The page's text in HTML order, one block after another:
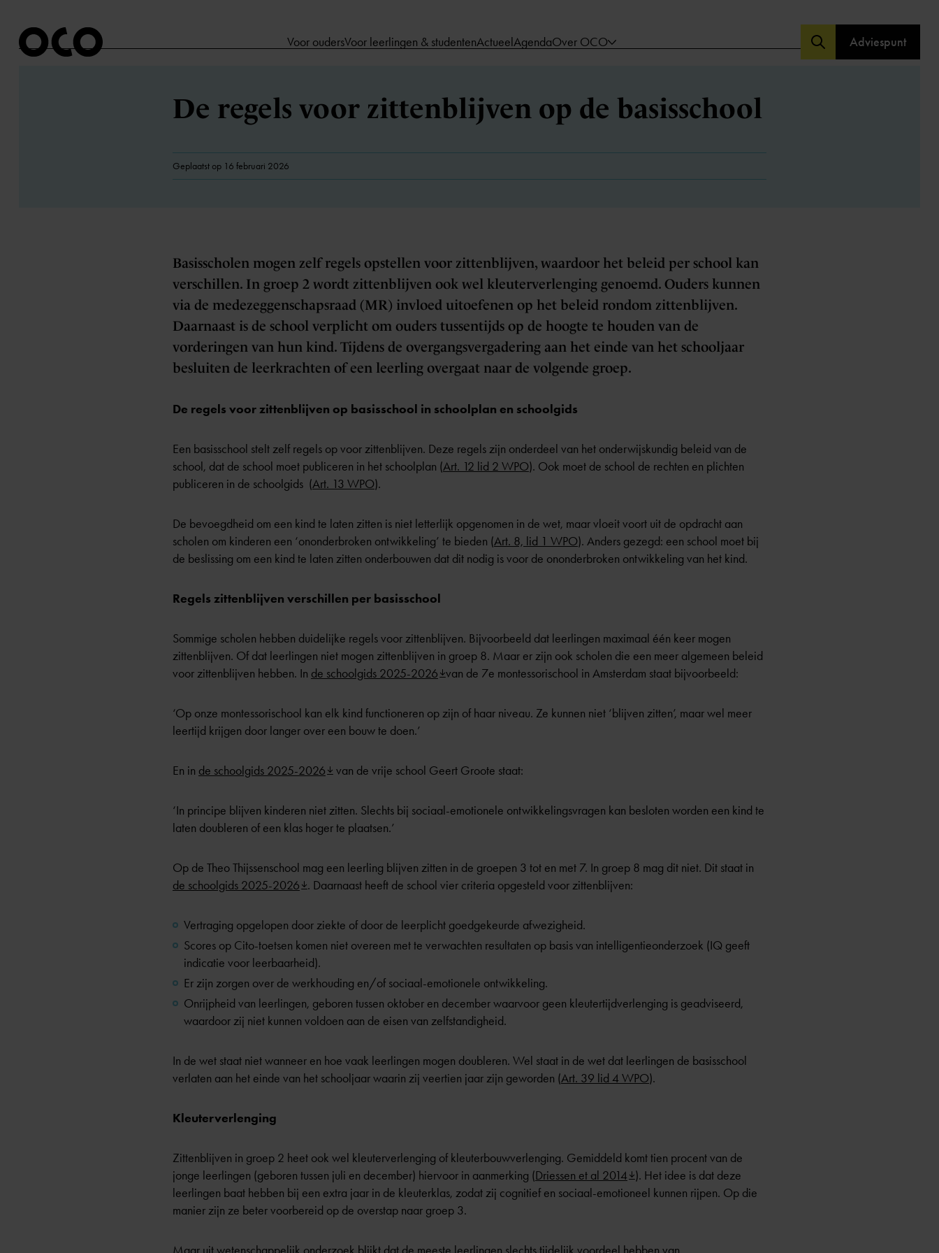
Voor oudersVoor leerlingen & studentenActueelAgendaOver OCO Adviespunt
De regels voor zittenblijven op de basisschool
Geplaatst op 16 februari 2026
Basisscholen mogen zelf regels opstellen voor zittenblijven, waardoor het beleid per school kan
verschillen. In groep 2 wordt zittenblijven ook wel kleuterverlenging genoemd. Ouders kunnen
via de medezeggenschapsraad (MR) invloed uitoefenen op het beleid rondom zittenblijven.
Daarnaast is de school verplicht om ouders tussentijds op de hoogte te houden van de
vorderingen van hun kind. Tijdens de overgangsvergadering aan het einde van het schooljaar
besluiten de leerkrachten of een leerling overgaat naar de volgende groep.
De regels voor zittenblijven op basisschool in schoolplan en schoolgids
Een basisschool stelt zelf regels op voor zittenblijven. Deze regels zijn onderdeel van het onderwijskundig beleid van de
school, dat de school moet publiceren in het schoolplan (Art. 12 lid 2 WPO). Ook moet de school de rechten en plichten
publiceren in de schoolgids (Art. 13 WPO).
De bevoegdheid om een kind te laten zitten is niet letterlijk opgenomen in de wet, maar vloeit voort uit de opdracht aan
scholen om kinderen een ‘ononderbroken ontwikkeling’ te bieden (Art. 8, lid 1 WPO). Anders gezegd: een school moet bij
de beslissing om een kind te laten zitten onderbouwen dat dit nodig is voor de ononderbroken ontwikkeling van het kind.
Regels zittenblijven verschillen per basisschool
Sommige scholen hebben duidelijke regels voor zittenblijven. Bijvoorbeeld dat leerlingen maximaal één keer mogen
zittenblijven. Of dat leerlingen niet mogen zittenblijven in groep 8. Maar er zijn ook scholen die een meer algemeen beleid
voor zittenblijven hebben. In de schoolgids 2025-2026 van de 7e montessorischool in Amsterdam staat bijvoorbeeld:
‘Op onze montessorischool kan elk kind functioneren op zijn of haar niveau. Ze kunnen niet ‘blijven zitten’, maar wel meer
leertijd krijgen door langer over een bouw te doen.’
En in de schoolgids 2025-2026 van de vrije school Geert Groote staat:
‘In principe blijven kinderen niet zitten. Slechts bij sociaal-emotionele ontwikkelingsvragen kan besloten worden een kind te
laten doubleren of een klas hoger te plaatsen.’
Op de Theo Thijssenschool mag een leerling blijven zitten in de groepen 3 tot en met 7. In groep 8 mag dit niet. Dit staat in
de schoolgids 2025-2026 . Daarnaast heeft de school vier criteria opgesteld voor zittenblijven:
Vertraging opgelopen door ziekte of door de leerplicht goedgekeurde afwezigheid.
Scores op Cito-toetsen komen niet overeen met te verwachten resultaten op basis van intelligentieonderzoek (IQ geeft
indicatie voor leerbaarheid).
Er zijn zorgen over de werkhouding en/of sociaal-emotionele ontwikkeling.
Onrijpheid van leerlingen, geboren tussen oktober en december waarvoor geen kleutertijdverlenging is geadviseerd,
waardoor zij niet kunnen voldoen aan de eisen van zelfstandigheid.
In de wet staat niet wanneer en hoe vaak leerlingen mogen doubleren. Wel staat in de wet dat leerlingen de basisschool
verlaten aan het einde van het schooljaar waarin zij veertien jaar zijn geworden (Art. 39 lid 4 WPO).
Kleuterverlenging
Zittenblijven in groep 2 heet ook wel kleuterverlenging of kleuterbouwverlenging. Gemiddeld komt tien procent van de
jonge leerlingen (geboren tussen juli en december) hiervoor in aanmerking (Driessen et al 2014 ). Het idee is dat deze
leerlingen baat hebben bij een extra jaar in de kleuterklas, zodat zij cognitief en sociaal-emotioneel kunnen rijpen. Op die
manier zijn ze beter voorbereid op de overstap naar groep 3.